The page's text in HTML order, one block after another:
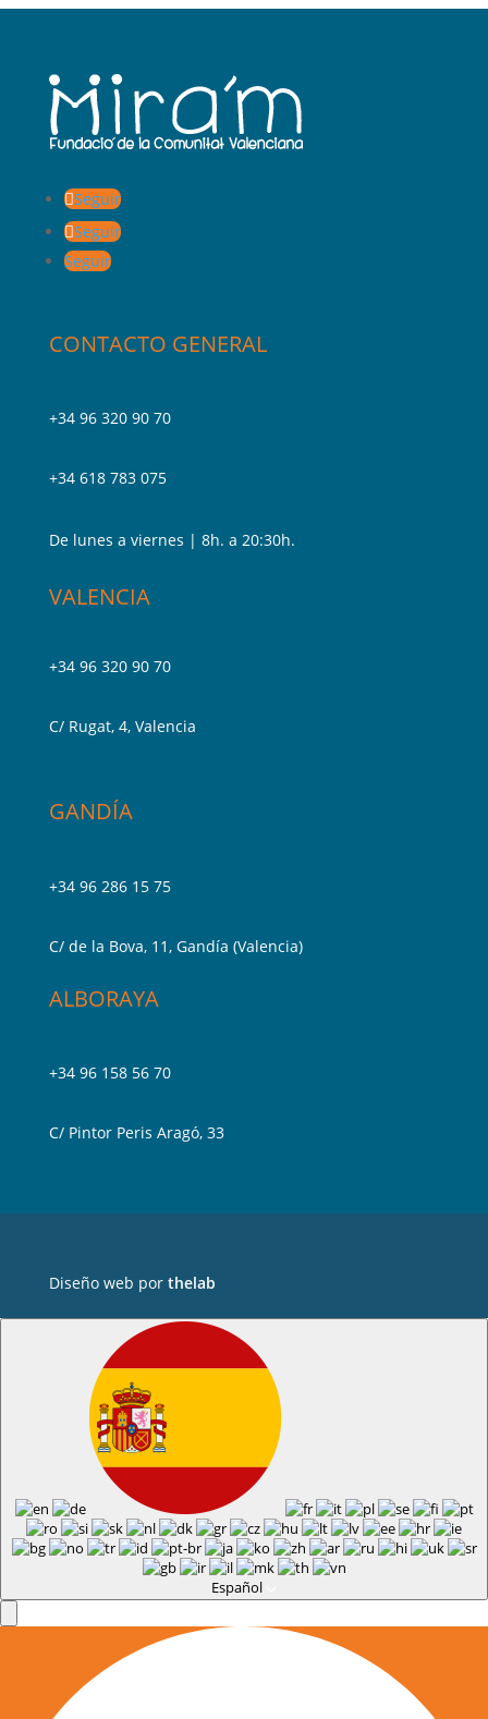
Seguir
Seguir
Seguir
CONTACTO GENERAL
+34 96 320 90 70
+34 618 783 075
De lunes a viernes | 8h. a 20:30h.
VALENCIA
+34 96 320 90 70
C/ Rugat, 4, Valencia
GANDÍA
+34 96 286 15 75
C/ de la Bova, 11, Gandía (Valencia)
ALBORAYA
+34 96 158 56 70
C/ Pintor Peris Aragó, 33
Diseño web por thelab
Español